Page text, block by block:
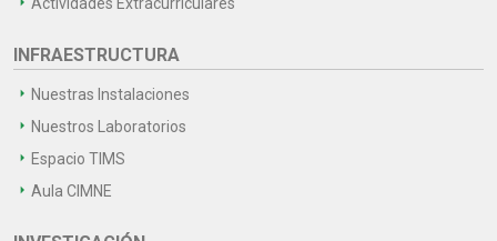
INFRAESTRUCTURA
Nuestras Instalaciones
Nuestros Laboratorios
Espacio TIMS
Aula CIMNE